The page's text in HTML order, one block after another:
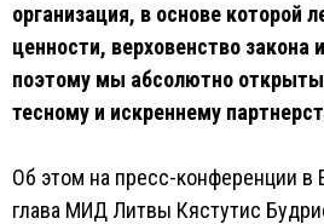
организация, в основе которой
ценности, верховенство закона
поэтому мы абсолютно
тесному и искреннему
Об этом на пресс-конференции в
глава МИД Литвы Кястутис